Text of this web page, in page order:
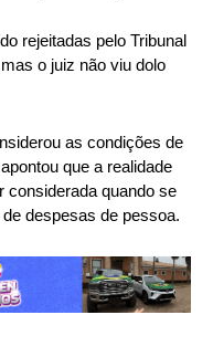
rejeitadas pelo Tribunal
o juiz não viu dolo
as condições de
que a realidade
considerada quando se
despesas de pessoa.